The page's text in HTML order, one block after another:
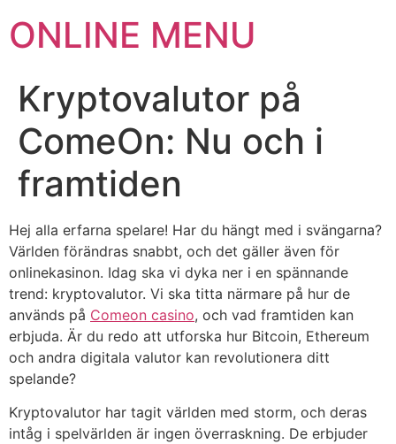
ONLINE MENU
Kryptovalutor på
ComeOn: Nu och i
framtiden
Hej alla erfarna spelare! Har du hängt med i svängarna?
Världen förändras snabbt, och det gäller även för
onlinekasinon. Idag ska vi dyka ner i en spännande
trend: kryptovalutor. Vi ska titta närmare på hur de
används på Comeon casino, och vad framtiden kan
erbjuda. Är du redo att utforska hur Bitcoin, Ethereum
och andra digitala valutor kan revolutionera ditt
spelande?
Kryptovalutor har tagit världen med storm, och deras
intåg i spelvärlden är ingen överraskning. De erbjuder